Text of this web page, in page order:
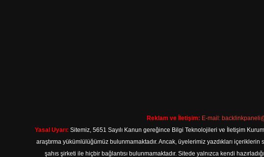
Reklam ve İletişim: E-mail:
Yasal Uyarı: Sitemiz, 5651 Sayılı Kanun gereğince Bilgi Teknolojileri ve İletişim
araştırma yükümlülüğümüz bulunmamaktadır. Ancak, üyelerimiz yazdıkları
şahıs şirketi ile hiçbir bağlantısı bulunmamaktadır. Sitede yalnızca kendi